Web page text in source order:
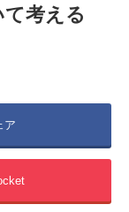
て考える
ア